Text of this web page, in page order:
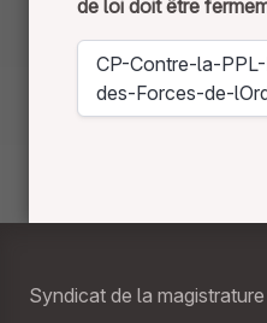
de loi doit être
CP-Contre-la-
des-Forces-de-
Syndicat de la